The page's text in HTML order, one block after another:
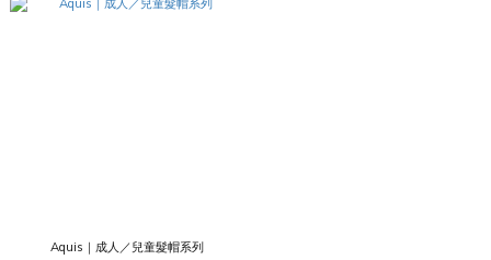
Aquis｜成人／兒童髮帽系列